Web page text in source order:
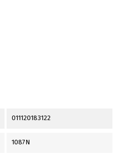
011120183122
1087N